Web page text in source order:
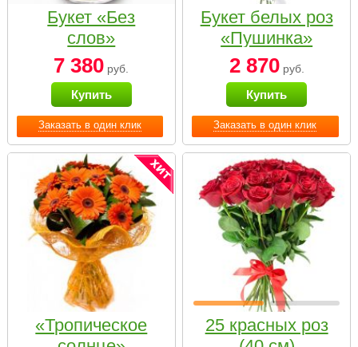
Заказать в один клик
Букет «Без
слов»
7 380 руб.
Купить
Заказать в один клик
Букет белых роз
«Пушинка»
2 870руб.
Купить
«Тропическое
25 красных роз